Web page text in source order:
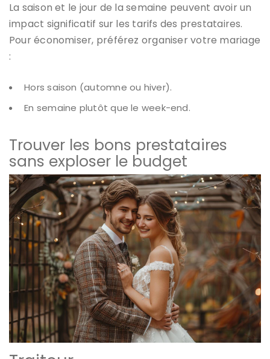
La saison et le jour de la semaine peuvent avoir un
impact significatif sur les tarifs des prestataires.
Pour économiser, préférez organiser votre mariage
:
Hors saison (automne ou hiver).
En semaine plutôt que le week-end.
Trouver les bons prestataires
sans exploser le budget